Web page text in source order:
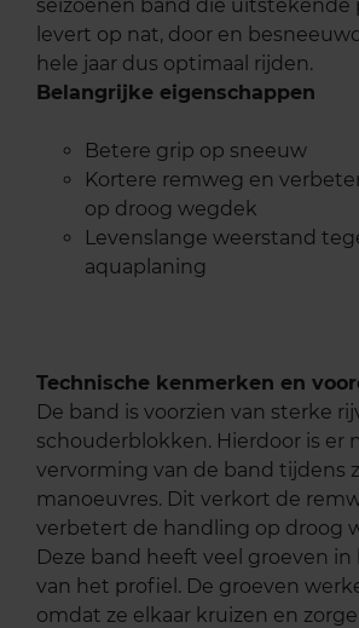
seizoenen band die uitstekende
levert op nat, door en
hele jaar dus optimaal rijden.
Belangrijke eigenschappen
Betere grip op sneeuw
Kortere remweg en
op droog wegdek
Levenslange weerstand
aquaplaning
Technische kenmerken en
De band is voorzien van sterke
schouderblokken. Hierdoor is er
vervorming van de band tijdens
manoeuvres. Dit verkort de
verbetert de handling op droog
Deze band heeft veel groeven
van het profiel. De groeven
omdat ze elkaar kruizen en